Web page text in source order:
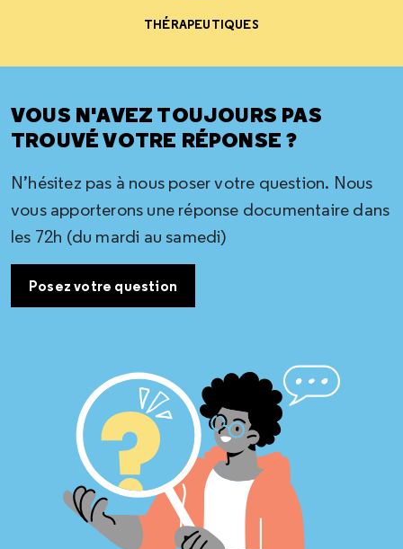
THÉRAPEUTIQUES
VOUS N'AVEZ TOUJOURS PAS
TROUVÉ VOTRE RÉPONSE ?
N’hésitez pas à nous poser votre question. Nous
vous apporterons une réponse documentaire dans
les 72h (du mardi au samedi)
Posez votre question